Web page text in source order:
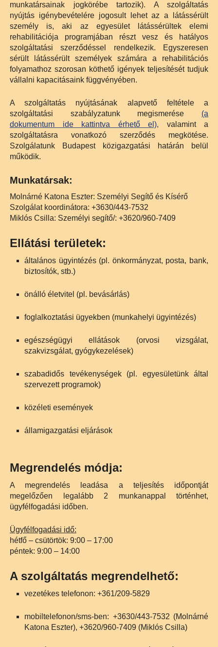
munkatársainak jogkörébe tartozik). A szolgáltatás
nyújtás igénybevételére jogosult lehet az a látássérült
személy is, aki az egyesület látássérültek elemi
rehabilitációja programjában részt vesz és hatályos
szolgáltatási szerződéssel rendelkezik. Egyszeresen
sérült látássérült személyek számára a rehabilitációs
folyamathoz szorosan köthető igények teljesítését tudjuk
vállalni kapacitásaink függvényében.
A szolgáltatás nyújtásának alapvető feltétele a
szolgáltatási szabályzatunk megismerése (a
dokumentum ide kattintva érhető el), valamint a
szolgáltatásra vonatkozó szerződés megkötése.
Szolgálatunk Budapest közigazgatási határán belül
működik.
Munkatársak:
Molnárné Katona Eszter: Személyi Segítő és Kísérő
Szolgálat koordinátora: +3630/443-7532
Miklós Csilla: Személyi segítő/: +3620/960-7409
Ellátási területek:
általános ügyintézés (pl. önkormányzat, posta, bank,
biztosítók, stb.)
önálló életvitel (pl. bevásárlás)
foglalkoztatási ügyekben (munkahelyi ügyintézés)
egészségügyi ellátások (orvosi vizsgálat,
szakvizsgálat, gyógykezelések)
szabadidős tevékenységek (pl. egyesületünk által
szervezett programok)
közéleti események
államigazgatási eljárások
Megrendelés módja:
A megrendelés leadása a teljesítés időpontját
megelőzően legalább 2 munkanappal történhet,
ügyfélfogadási időben.
Ügyfélfogadási idő:
hétfő – csütörtök: 9:00 – 17:00
péntek: 9:00 – 14:00
A szolgáltatás megrendelhető:
vezetékes telefonon: +361/209-5829
mobiltelefonon/sms-ben: +3630/443-7532 (Molnárné
Katona Eszter), +3620/960-7409 (Miklós Csilla)